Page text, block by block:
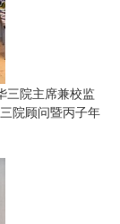
三院主席兼校监
院顾问暨丙子年